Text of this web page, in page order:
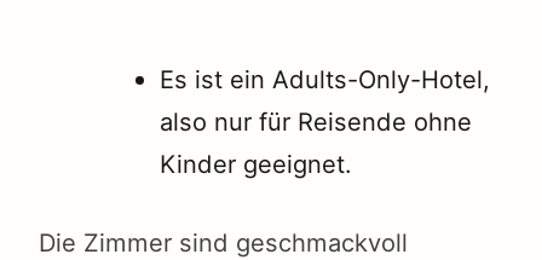
Es ist ein Adults-Only-Hotel,
also nur für Reisende ohne
Kinder geeignet.
Die Zimmer sind geschmackvoll